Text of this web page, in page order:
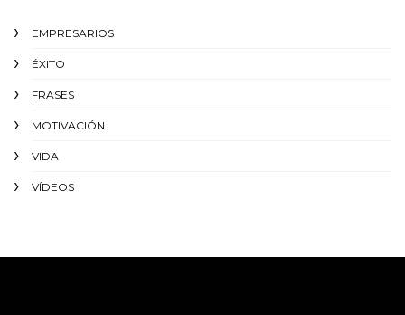
EMPRESARIOS
ÉXITO‬
FRASES
MOTIVACIÓN
VIDA
VÍDEOS